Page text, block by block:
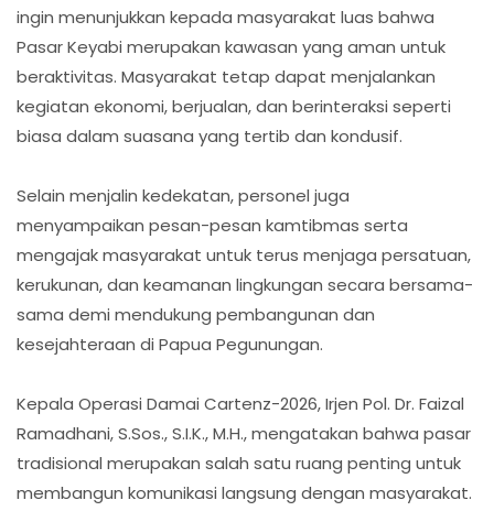
ingin menunjukkan kepada masyarakat luas bahwa
Pasar Keyabi merupakan kawasan yang aman untuk
beraktivitas. Masyarakat tetap dapat menjalankan
kegiatan ekonomi, berjualan, dan berinteraksi seperti
biasa dalam suasana yang tertib dan kondusif.
Selain menjalin kedekatan, personel juga
menyampaikan pesan-pesan kamtibmas serta
mengajak masyarakat untuk terus menjaga persatuan,
kerukunan, dan keamanan lingkungan secara bersama-
sama demi mendukung pembangunan dan
kesejahteraan di Papua Pegunungan.
Kepala Operasi Damai Cartenz-2026, Irjen Pol. Dr. Faizal
Ramadhani, S.Sos., S.I.K., M.H., mengatakan bahwa pasar
tradisional merupakan salah satu ruang penting untuk
membangun komunikasi langsung dengan masyarakat.